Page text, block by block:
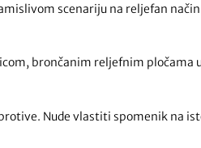
scenariju na reljefan
brončanim reljefnim pločama
Nude vlastiti spomenik na